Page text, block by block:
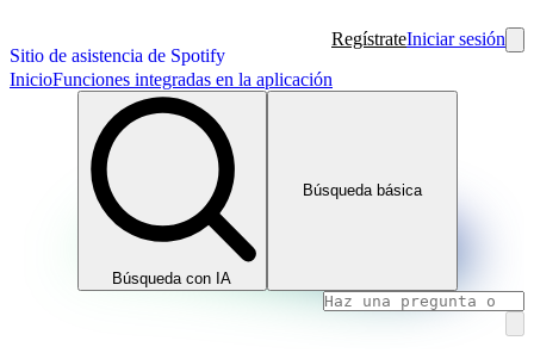
Sitio de asistencia de Spotify
RegístrateIniciar sesión
InicioFunciones integradas en la aplicación
Búsqueda con IA
Búsqueda básica